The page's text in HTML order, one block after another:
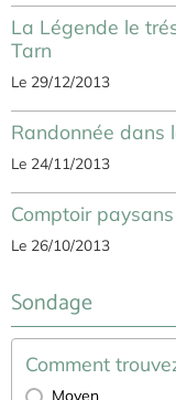
La Légende le
Tarn
Le 29/12/2013
Randonnée dans
Le 24/11/2013
Comptoir
Le 26/10/2013
Sondage
Comment
Moyen